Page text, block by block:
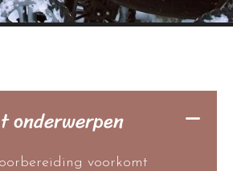
onderwerpen
voorkomt